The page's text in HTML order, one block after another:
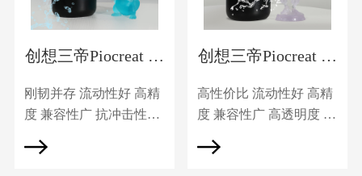
创想三帝Piocreat 类
刚韧并存 流动性好 高精
度 兼容性广 抗冲击性强
创想三帝Piocreat 高
高性价比 流动性好 高精
度 兼容性广 高透明度 底
时间短